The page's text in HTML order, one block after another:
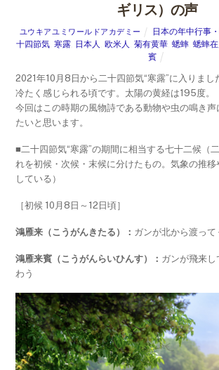
ギリス）の声
ユウキアユミワールドアカデミー 日本の年中行事
十四節気 寒露 日本人 欧米人 菊有黄華 蟋蟀 蟋蟀
賓
2021年10月8日から二十四節気“寒露”に入りまし
冷たく感じられる頃です。太陽の黄経は195度。
今回はこの時期の風物詩である動物や虫の鳴き
たいと思います。
■二十四節気“寒露”の期間に相当する七十二候（
れを初候・次候・末候に分けたもの。気象の推
している）
［初候 10月8日～12日頃］
鴻雁来（こうがんきたる）： ガンが北から渡って
鴻雁来賓（こうがんらいひんす）： ガンが飛来
わう